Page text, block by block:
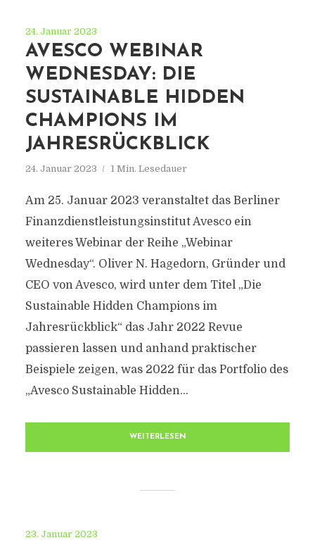
24. Januar 2023
AVESCO WEBINAR
WEDNESDAY: DIE
SUSTAINABLE HIDDEN
CHAMPIONS IM
JAHRESRÜCKBLICK
24. Januar 2023 1 Min. Lesedauer
Am 25. Januar 2023 veranstaltet das Berliner
Finanzdienstleistungsinstitut Avesco ein
weiteres Webinar der Reihe „Webinar
Wednesday“. Oliver N. Hagedorn, Gründer und
CEO von Avesco, wird unter dem Titel „Die
Sustainable Hidden Champions im
Jahresrückblick“ das Jahr 2022 Revue
passieren lassen und anhand praktischer
Beispiele zeigen, was 2022 für das Portfolio des
„Avesco Sustainable Hidden...
WEITERLESEN
23. Januar 2023